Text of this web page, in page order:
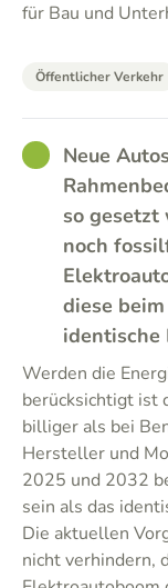
für Bau und
Öffentlicher Verkehr
GOODNeue
so gesetzt
noch
diese
identische
Werden die
berücksichtigt ist
billiger als bei
Hersteller und
2025 und 2032
sein als das
Die aktuellen
nicht verhindern,